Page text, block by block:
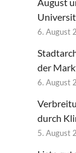
6. August
der
6. August
durch
5. August